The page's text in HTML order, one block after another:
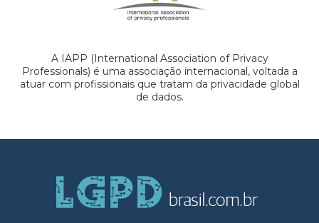
A IAPP (International Association of Privacy
Professionals) é uma associação internacional, voltada a
atuar com profissionais que tratam da privacidade global
de dados.